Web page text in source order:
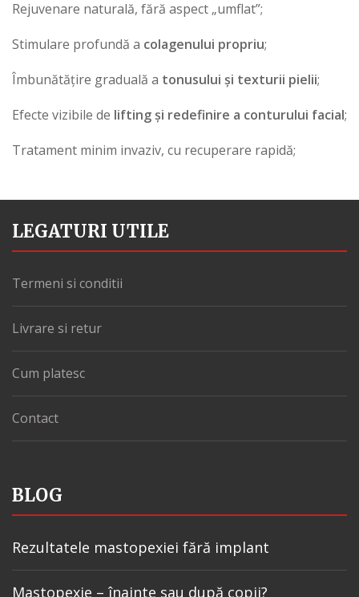
Rejuvenare naturală, fără aspect „umflat”;
Stimulare profundă a colagenului propriu;
Îmbunătățire graduală a tonusului și texturii pielii;
Efecte vizibile de liftingși redefinire a conturului facial;
Tratament minim invaziv, cu recuperare rapidă;
LEGATURI UTILE
Termeni si conditii
Livrare si retur
Cum platesc
Contact
BLOG
Rezultatele mastopexiei fără implant
Mastopexie – înainte sau după copii?